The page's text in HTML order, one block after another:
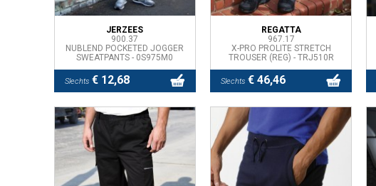
JERZEES
900.37
NUBLEND POCKETED JOGGER
SWEATPANTS - 0S975M0
Slechts€ 12,68
REGATTA
967.17
X-PRO PROLITE STRETCH
TROUSER (REG) - TRJ510R
Slechts€ 46,46